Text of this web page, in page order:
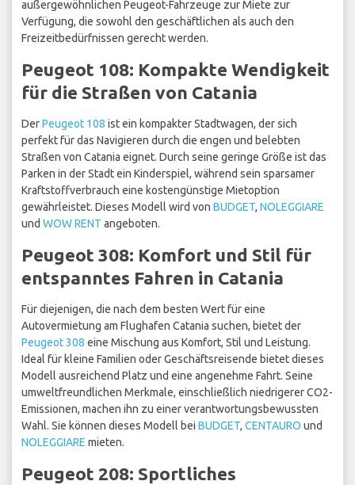
außergewöhnlichen Peugeot-Fahrzeuge zur Miete zur
Verfügung, die sowohl den geschäftlichen als auch den
Freizeitbedürfnissen gerecht werden.
Peugeot 108: Kompakte Wendigkeit
für die Straßen von Catania
DerPeugeot 108 ist ein kompakter Stadtwagen, der sich
perfekt für das Navigieren durch die engen und belebten
Straßen von Catania eignet. Durch seine geringe Größe ist das
Parken in der Stadt ein Kinderspiel, während sein sparsamer
Kraftstoffverbrauch eine kostengünstige Mietoption
gewährleistet. Dieses Modell wird von BUDGET, NOLEGGIARE
und WOW RENT angeboten.
Peugeot 308: Komfort und Stil für
entspanntes Fahren in Catania
Für diejenigen, die nach dem besten Wert für eine
Autovermietung am Flughafen Catania suchen, bietet der
Peugeot 308 eine Mischung aus Komfort, Stil und Leistung.
Ideal für kleine Familien oder Geschäftsreisende bietet dieses
Modell ausreichend Platz und eine angenehme Fahrt. Seine
umweltfreundlichen Merkmale, einschließlich niedrigerer CO2-
Emissionen, machen ihn zu einer verantwortungsbewussten
Wahl. Sie können dieses Modell bei BUDGET, CENTAURO und
NOLEGGIARE mieten.
Peugeot 208: Sportliches